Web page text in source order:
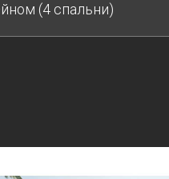
(4 спальни)